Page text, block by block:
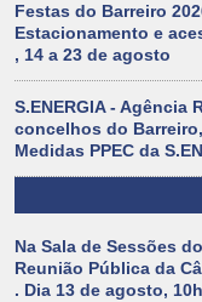
Festas do Barreiro
Estacionamento e
, 14 a 23 de agosto
S.ENERGIA - Agência
concelhos do
Medidas PPEC da
Na Sala de Sessões
Reunião Pública da
. Dia 13 de agosto,